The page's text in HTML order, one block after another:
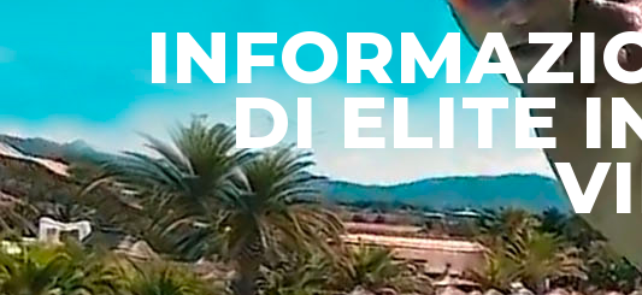
DI ELITE